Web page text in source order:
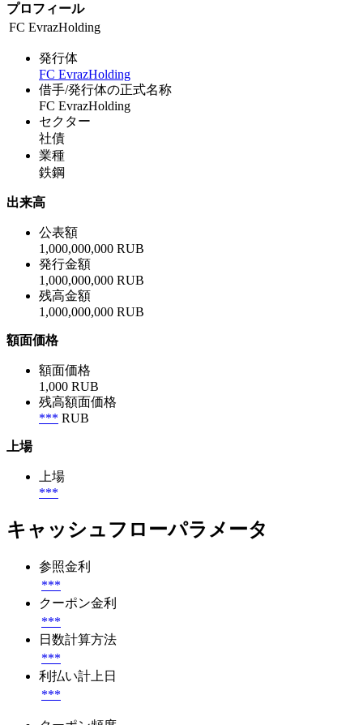
プロフィール
FC EvrazHolding
発行体
FC EvrazHolding
借手/発行体の正式名称
FC EvrazHolding
セクター
社債
業種
鉄鋼
出来高
公表額
1,000,000,000 RUB
発行金額
1,000,000,000 RUB
残高金額
1,000,000,000 RUB
額面価格
額面価格
1,000 RUB
残高額面価格
*** RUB
上場
上場
***
キャッシュフローパラメータ
参照金利
***
クーポン金利
***
日数計算方法
***
利払い計上日
***